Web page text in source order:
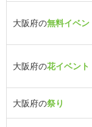
大阪府の無料イベン
大阪府の花イベント
大阪府の祭り